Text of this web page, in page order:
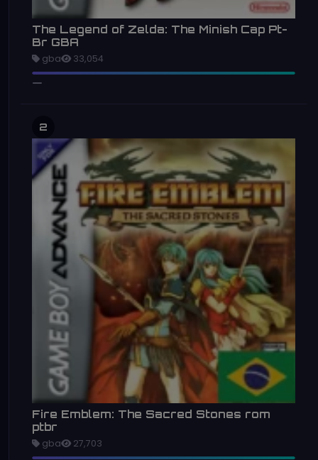
The Legend of Zelda: The Minish Cap Pt-
Br GBA
gba 33,054
2
Fire Emblem: The Sacred Stones rom
ptbr
gba 27,703